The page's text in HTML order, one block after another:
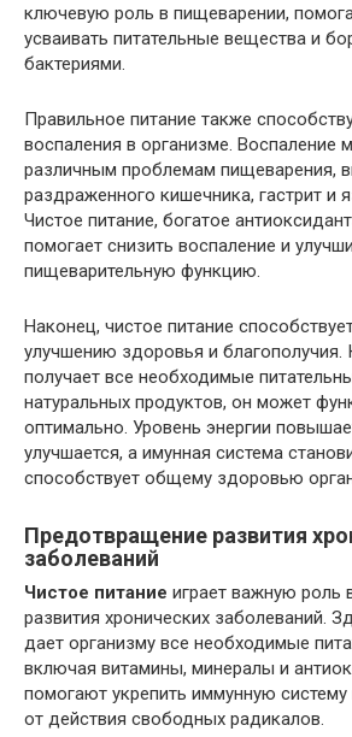
ключевую роль в пищеварении,
усваивать питательные вещества и
бактериями.
Правильное питание также
воспаления в организме. Воспаление
различным проблемам пищеварения,
раздраженного кишечника, гастрит и
Чистое питание, богатое
помогает снизить воспаление и
пищеварительную функцию.
Наконец, чистое питание
улучшению здоровья и благополучия.
получает все необходимые
натуральных продуктов, он может
оптимально. Уровень энергии
улучшается, а имунная система
способствует общему здоровью
Предотвращение развития
заболеваний
Чистое питание играет важную роль
развития хронических заболеваний.
дает организму все необходимые
включая витамины, минералы и
помогают укрепить иммунную
от действия свободных радикалов.